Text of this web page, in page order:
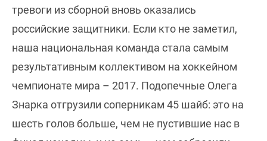
тревоги из сборной вновь оказались
российские защитники. Если кто не заметил,
наша национальная команда стала самым
результативным коллективом на хоккейном
чемпионате мира – 2017. Подопечные Олега
Знарка отгрузили соперникам 45 шайб: это на
шесть голов больше, чем не пустившие нас в